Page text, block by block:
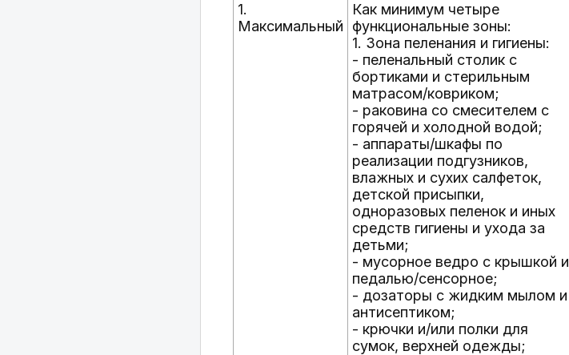
1.
Максимальный
Как минимум четыре
функциональные зоны:
1. Зона пеленания и гигиены:
- пеленальный столик с
бортиками и стерильным
матрасом/ковриком;
- раковина со смесителем с
горячей и холодной водой;
- аппараты/шкафы по
реализации подгузников,
влажных и сухих салфеток,
детской присыпки,
одноразовых пеленок и иных
средств гигиены и ухода за
детьми;
- мусорное ведро с крышкой и
педалью/сенсорное;
- дозаторы с жидким мылом и
антисептиком;
- крючки и/или полки для
сумок, верхней одежды;